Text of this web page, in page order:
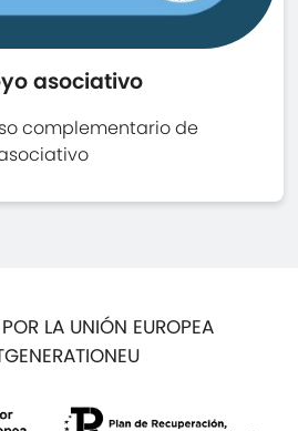
asociativo
complementario de
LA UNIÓN EUROPEA